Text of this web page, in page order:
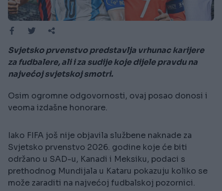
Svjetsko prvenstvo predstavlja vrhunac karijere
za fudbalere, ali i za sudije koje dijele pravdu na
najvećoj svjetskoj smotri.
Osim ogromne odgovornosti, ovaj posao donosi i
veoma izdašne honorare.
Iako FIFA još nije objavila službene naknade za
Svjetsko prvenstvo 2026. godine koje će biti
održano u SAD-u, Kanadi i Meksiku, podaci s
prethodnog Mundijala u Kataru pokazuju koliko se
može zaraditi na najvećoj fudbalskoj pozornici.